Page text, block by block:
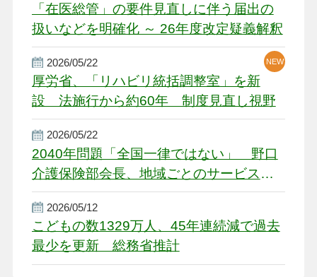
「在医総管」の要件見直しに伴う届出の
扱いなどを明確化 ～ 26年度改定疑義解釈
2026/05/22
厚労省、「リハビリ統括調整室」を新
設 法施行から約60年 制度見直し視野
NEW
2026/05/22
2040年問題「全国一律ではない」 野口
介護保険部会長、地域ごとのサービス基
盤整備を促す
2026/05/12
こどもの数1329万人、45年連続減で過去
最少を更新 総務省推計